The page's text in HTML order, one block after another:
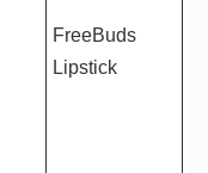
FreeBuds
Lipstick